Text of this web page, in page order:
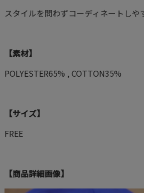
スタイルを問わずコーディネートしや
【素材】
POLYESTER65% , COTTON35%
【サイズ】
FREE
【商品詳細画像】